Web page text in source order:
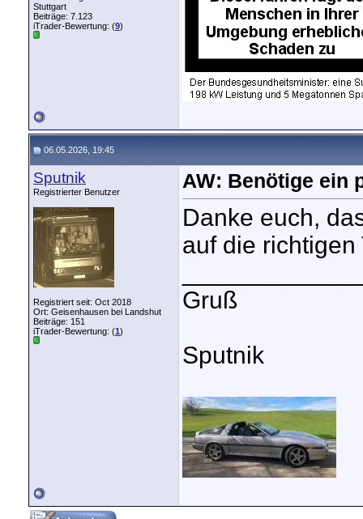
Stuttgart
Beiträge: 7.123
iTrader-Bewertung: (9)
06.05.2026, 19:45
Sputnik
Registrierter Benutzer
Registriert seit: Oct 2018
Ort: Geisenhausen bei Landshut
Beiträge: 151
iTrader-Bewertung: (1)
AW: Benötige ein
Danke euch,
auf die
Gruß
Sputnik